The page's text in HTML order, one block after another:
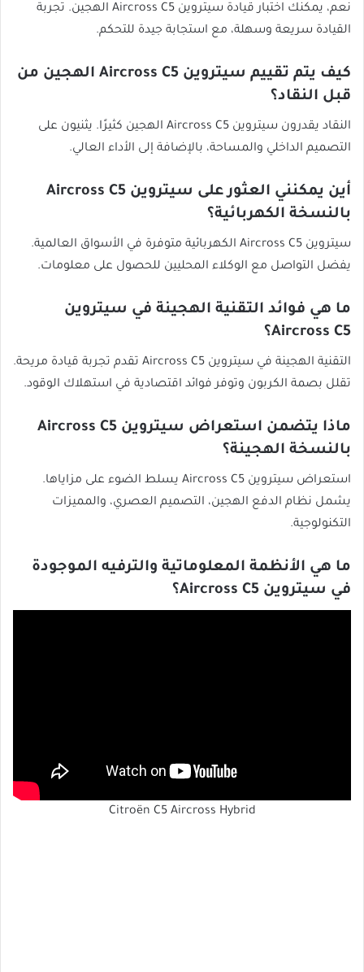
نعم، يمكنك اختبار قيادة سيتروين Aircross C5 الهجين. تجربة
القيادة سريعة وسهلة، مع استجابة جيدة للتحكم.
كيف يتم تقييم سيتروين Aircross C5 الهجين من
قبل النقاد؟
النقاد يقدرون سيتروين Aircross C5 الهجين كثيرًا. يثنيون على
التصميم الداخلي والمساحة، بالإضافة إلى الأداء العالي.
أين يمكنني العثور على سيتروين Aircross C5
بالنسخة الكهربائية؟
سيتروين Aircross C5 الكهربائية متوفرة في الأسواق العالمية.
يفضل التواصل مع الوكلاء المحليين للحصول على معلومات.
ما هي فوائد التقنية الهجينة في سيتروين
Aircross C5؟
التقنية الهجينة في سيتروين Aircross C5 تقدم تجربة قيادة مريحة.
تقلل بصمة الكربون وتوفر فوائد اقتصادية في استهلاك الوقود.
ماذا يتضمن استعراض سيتروين Aircross C5
بالنسخة الهجينة؟
استعراض سيتروين Aircross C5 يسلط الضوء على مزاياها.
يشمل نظام الدفع الهجين، التصميم العصري، والمميزات
التكنولوجية.
ما هي الأنظمة المعلوماتية والترفيه الموجودة
في سيتروين Aircross C5؟
Citroën C5 Aircross Hybrid